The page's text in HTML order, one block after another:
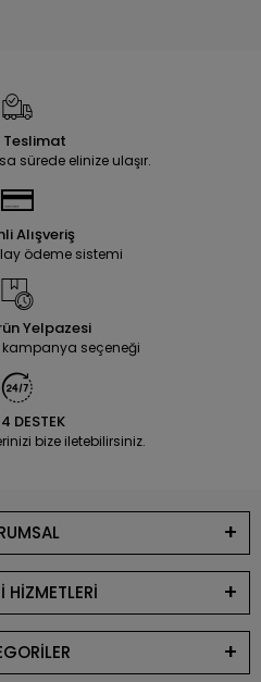
Teslimat
sürede elinize ulaşır.
Alışveriş
ödeme sistemi
Yelpazesi
kampanya seçeneği
DESTEK
bize iletebilirsiniz.
HİZMETLERİ